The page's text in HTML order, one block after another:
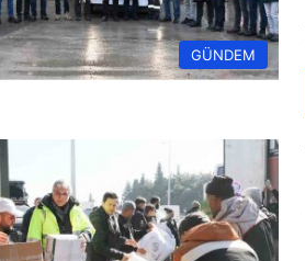
GÜNDEM